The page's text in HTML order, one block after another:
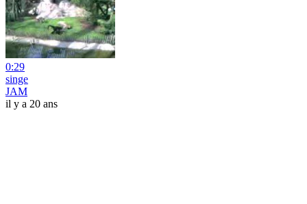
0:29
singe
JAM
il y a 20 ans